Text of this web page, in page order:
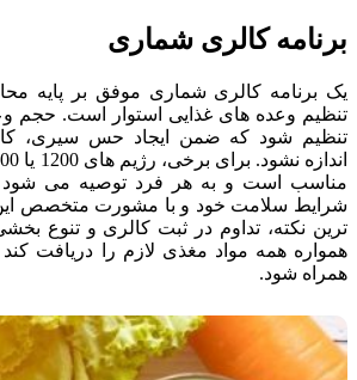
برنامه کالری شماری
یک برنامه کالری شماری موفق بر پایه
تنظیم وعده های غذایی استوار است. حجم
تنظیم شود که ضمن ایجاد حس سیری،
مناسب است و به هر فرد توصیه می شود
شرایط سلامت خود و با مشورت متخصص این
ترین نکته، تداوم در ثبت کالری و تنوع
همواره همه مواد مغذی لازم را دریافت
همراه شود.